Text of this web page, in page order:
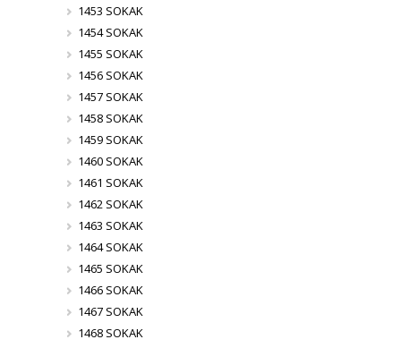
1453 SOKAK
1454 SOKAK
1455 SOKAK
1456 SOKAK
1457 SOKAK
1458 SOKAK
1459 SOKAK
1460 SOKAK
1461 SOKAK
1462 SOKAK
1463 SOKAK
1464 SOKAK
1465 SOKAK
1466 SOKAK
1467 SOKAK
1468 SOKAK